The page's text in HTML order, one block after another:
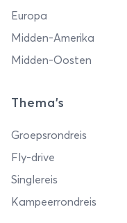
Europa
Midden-Amerika
Midden-Oosten
Thema's
Groepsrondreis
Fly-drive
Singlereis
Kampeerrondreis